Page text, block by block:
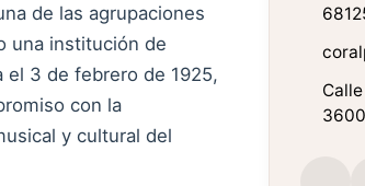
de las agrupaciones
una institución de
el 3 de febrero de 1925,
con la
y cultural del